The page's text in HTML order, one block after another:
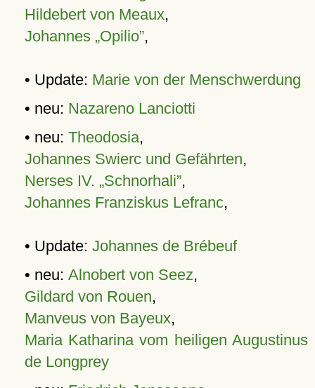
Hildebert von Meaux,
Johannes „Opilio”,
• Update: Marie von der Menschwerdung
• neu: Nazareno Lanciotti
• neu: Theodosia,
Johannes Swierc und Gefährten,
Nerses IV. „Schnorhali”,
Johannes Franziskus Lefranc,
• Update: Johannes de Brébeuf
• neu: Alnobert von Seez,
Gildard von Rouen,
Manveus von Bayeux,
Maria Katharina vom heiligen Augustinus
de Longprey